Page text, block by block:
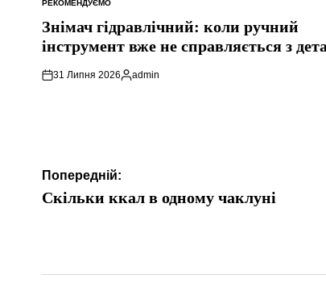
ОПУБЛІКУВАТИ
У
РЕКОМЕНДУЄМО
Знімач гідравлічний: коли ручний
інструмент вже не справляється з
31 Липня 2026
Опубліковано
admin
Навігація
записів
Попередній:
Скільки ккал в одному чаклуні